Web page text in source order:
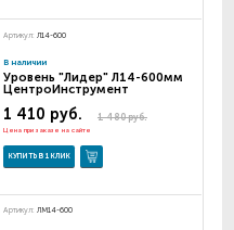
Артикул: Л14-600
В наличии
Уровень "Лидер" Л14-600мм
ЦентроИнструмент
1 480 руб.
1 410 руб.
Цена при заказе на сайте
КУПИТЬ В 1 КЛИК
Артикул: ЛМ14-600